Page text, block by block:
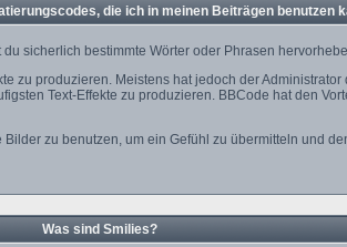
die ich in meinen Beiträgen benutzen
sicherlich bestimmte Wörter oder Phrasen
zu produzieren. Meistens hat jedoch der
Text-Effekte zu produzieren. BBCode hat den
zu benutzen, um ein Gefühl zu übermitteln und
Was sind Smilies?